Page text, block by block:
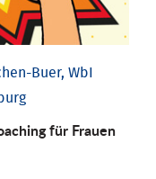
Buer, WbI
für Frauen